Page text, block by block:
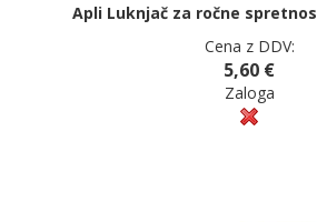
Apli Luknjač za ročne
Cena z DDV:
5,60 €
Zaloga